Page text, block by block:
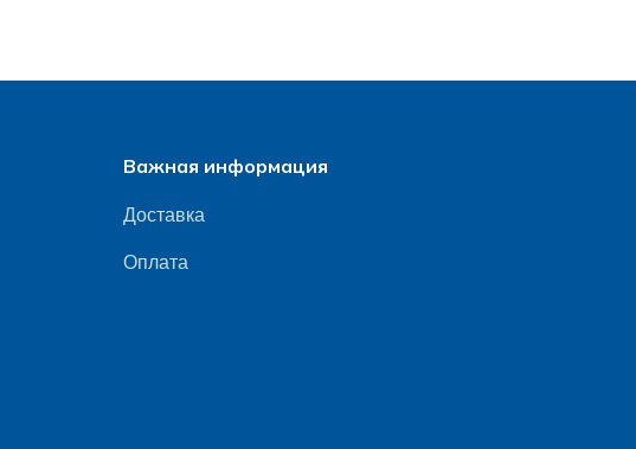
Важная информация
Доставка
Оплата